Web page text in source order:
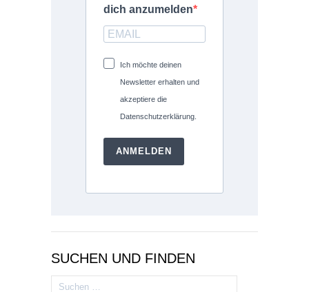
dich anzumelden
Ich möchte deinen
Newsletter erhalten und
akzeptiere die
Datenschutzerklärung.
ANMELDEN
SUCHEN UND FINDEN
Suchen